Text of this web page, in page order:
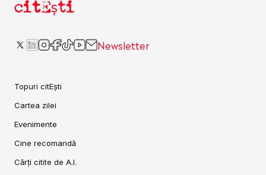
citEști
Newsletter
Topuri citEști
Cartea zilei
Evenimente
Cine recomandă
Cărți citite de A.I.